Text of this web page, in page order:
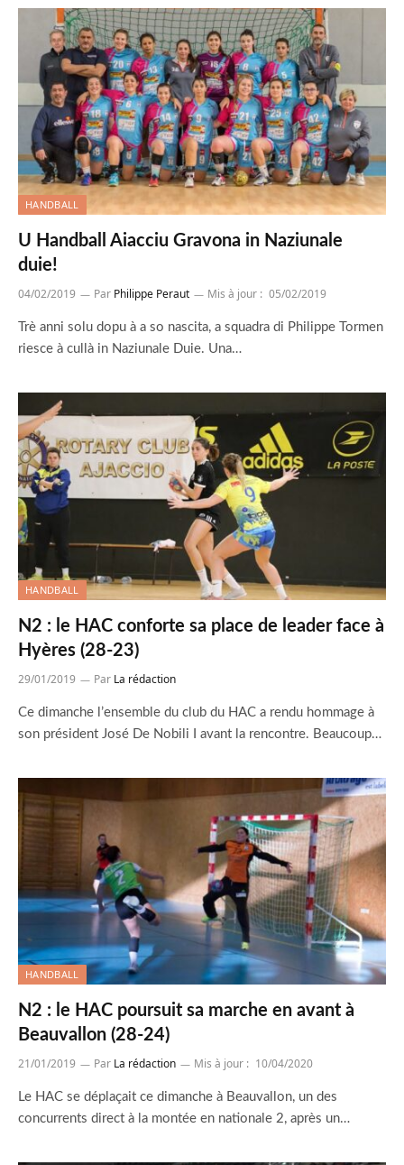
HANDBALL
U Handball Aiacciu Gravona in Naziunale
duie!
04/02/2019 Par Philippe Peraut Mis à jour : 05/02/2019
Trè anni solu dopu à a so nascita, a squadra di Philippe Tormen
riesce à cullà in Naziunale Duie. Una…
HANDBALL
N2 : le HAC conforte sa place de leader face à
Hyères (28-23)
29/01/2019 Par La rédaction
Ce dimanche l’ensemble du club du HAC a rendu hommage à
son président José De Nobili I avant la rencontre. Beaucoup…
HANDBALL
N2 : le HAC poursuit sa marche en avant à
Beauvallon (28-24)
21/01/2019 Par La rédaction Mis à jour : 10/04/2020
Le HAC se déplaçait ce dimanche à Beauvallon, un des
concurrents direct à la montée en nationale 2, après un…